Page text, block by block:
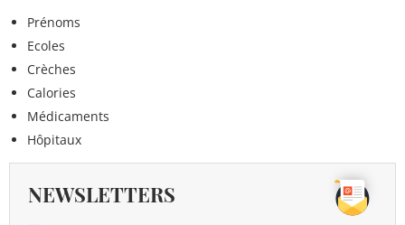
Prénoms
Ecoles
Crèches
Calories
Médicaments
Hôpitaux
NEWSLETTERS